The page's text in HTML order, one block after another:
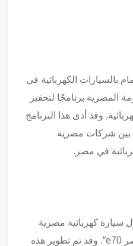
بالسيارات الكهربائية في
المصرية برنامجًا لتحفيز
وقد أدى هذا البرنامج
بين شركات مصرية
في مصر.
أول سيارة كهربائية مصرية
محلية الصنع، وهي سيارة “نصر e70”. وقد تم تطوير هذه